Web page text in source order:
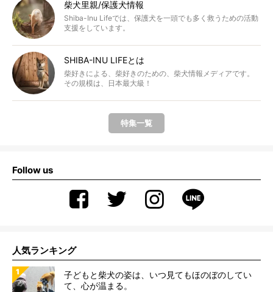
柴犬里親/保護犬情報
Shiba-Inu Lifeでは、保護犬を一頭でも多く救うための活動
支援をしています。
SHIBA-INU LIFEとは
柴好きによる、柴好きのための、柴犬情報メディアです。
その規模は、日本最大級！
特集一覧
Follow us
人気ランキング
子どもと柴犬の姿は、いつ見てもほのぼのしてい
て、心が温まる。